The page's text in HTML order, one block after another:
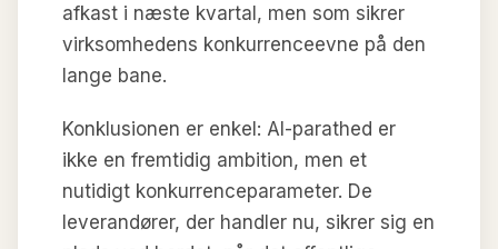
afkast i næste kvartal, men som sikrer
virksomhedens konkurrenceevne på den
lange bane.
Konklusionen er enkel: AI-parathed er
ikke en fremtidig ambition, men et
nutidigt konkurrenceparameter. De
leverandører, der handler nu, sikrer sig en